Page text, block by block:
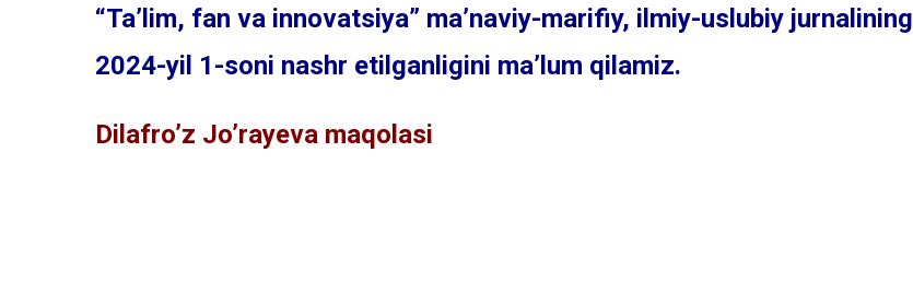
“Taʼlim, fan va innovatsiya” maʼnaviy-marifiy, ilmiy-uslubiy jurnalining
2024-yil 1-soni nashr etilganligini maʼlum qilamiz.
Dilafro’z Jo’rayeva maqolasi